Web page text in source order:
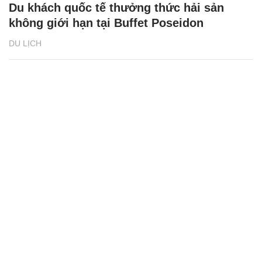
DU LỊCH
Du khách quốc tế thưởng thức hải sản
không giới hạn tại Buffet Poseidon